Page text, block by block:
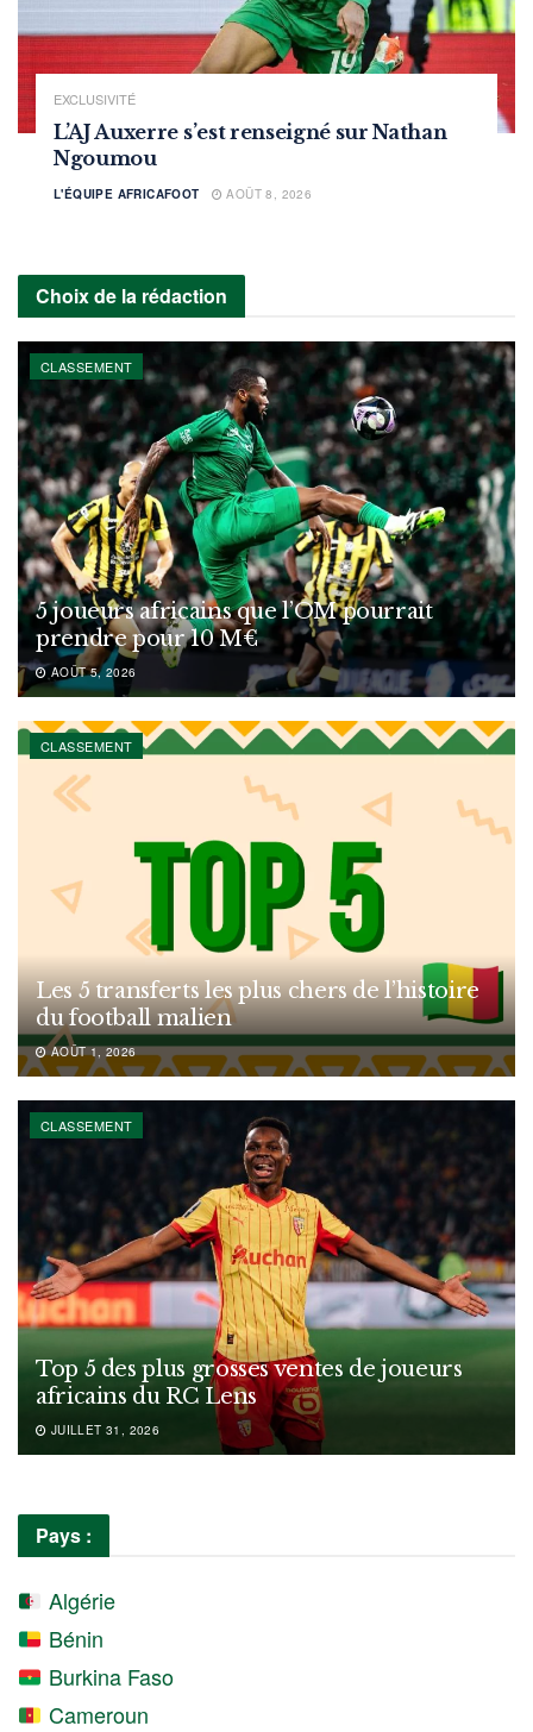
EXCLUSIVITÉ
L’AJ Auxerre s’est renseigné sur Nathan
Ngoumou
L'ÉQUIPE AFRICAFOOT AOÛT 8, 2026
Choix de la rédaction
CLASSEMENT
5 joueurs africains que l’OM pourrait
prendre pour 10 M€
AOÛT 5, 2026
CLASSEMENT
Les 5 transferts les plus chers de l’histoire
du football malien
AOÛT 1, 2026
CLASSEMENT
Top 5 des plus grosses ventes de joueurs
africains du RC Lens
JUILLET 31, 2026
Pays :
Algérie
Bénin
Burkina Faso
Cameroun